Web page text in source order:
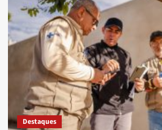
Destaques